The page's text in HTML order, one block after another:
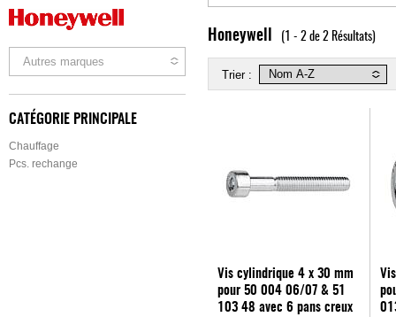
Autres marques
CATÉGORIE PRINCIPALE
Chauffage
Pcs. rechange
Honeywell (1 - 2 de 2 Résultats)
Trier :
Vis cylindrique 4 x 30 mm
pour 50 004 06/07 & 51
103 48 avec 6 pans creux